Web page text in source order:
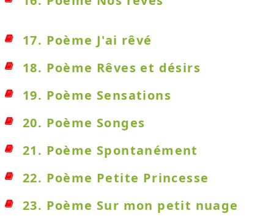
17. Poème J'ai rêvé
18. Poème Rêves et désirs
19. Poème Sensations
20. Poème Songes
21. Poème Spontanément
22. Poème Petite Princesse
23. Poème Sur mon petit nuage